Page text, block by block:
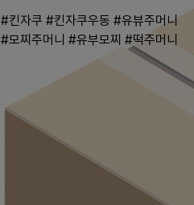
#킨자쿠 #킨자쿠우동 #유뷰주머니
#모찌주머니 #유부모찌 #떡주머니